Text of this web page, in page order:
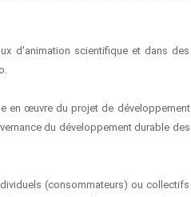
d'animation scientifique et dans des
en œuvre du projet de développement
du développement durable des
(consommateurs) ou collectifs